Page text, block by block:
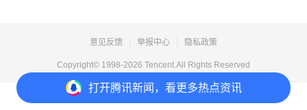
打开腾讯新闻，看更多热点资讯
意见反馈 举报中心 隐私政策
Copyright© 1998-2026 Tencent.All Rights Reserved